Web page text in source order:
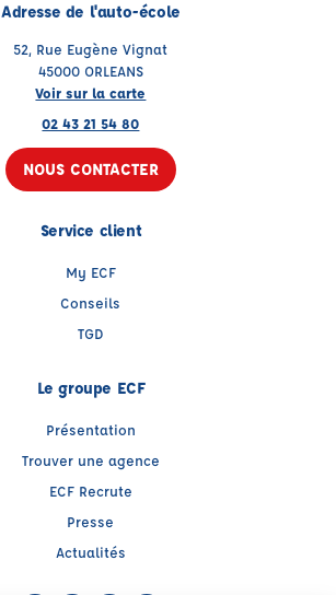
Adresse de l'auto-école
52, Rue Eugène Vignat
45000 ORLEANS
Voir sur la carte
02 43 21 54 80
NOUS CONTACTER
Service client
My ECF
Conseils
TGD
Le groupe ECF
Présentation
Trouver une agence
ECF Recrute
Presse
Actualités